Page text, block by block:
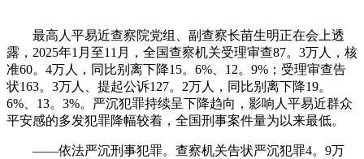
最高人平易近查察院党组、副查察长苗生明正在会上透
露，2025年1月至11月，全国查察机关受理审查87。3万人，核
准60。4万人，同比别离下降15。6%、12。9%；受理审查告
状163。3万人、提起公诉127。2万人，同比别离下降19。
6%、13。3%。严沉犯罪持续呈下降趋向，影响人平易近群众
平安感的多发犯罪降幅较着，全国刑事案件量为以来最低。
——依法严沉刑事犯罪。查察机关告状严沉犯罪4。9万